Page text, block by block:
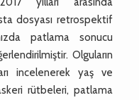
dosyası retrospektif
patlama sonucu
Olguların
incelenerek yaş ve
rütbeleri, patlama